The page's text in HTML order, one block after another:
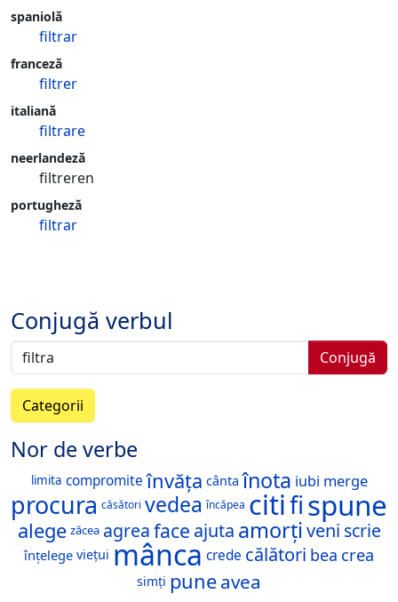
spaniolă
filtrar
franceză
filtrer
italiană
filtrare
neerlandeză
filtreren
portugheză
filtrar
Conjugă verbul
Conjugă
Categorii
Nor de verbe
limita compromite învăța cânta înota iubi merge
procura căsători vedea încăpea citifispune
alege zăcea agreaface ajuta amorțiveni scrie
înțelege viețui mânca crede călători bea crea
simți puneavea